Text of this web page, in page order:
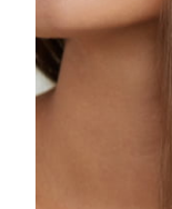
All
面膜
All
All
All
保健品
專業治療
捷克
丹麥
愛沙尼亞